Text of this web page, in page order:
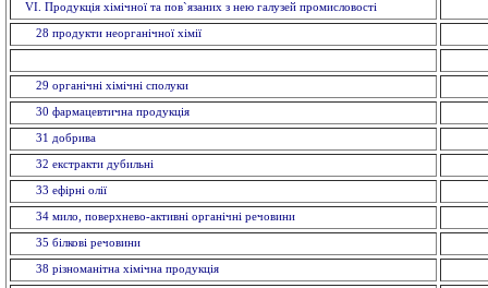
VI. Продукція хімічної та пов`язаних з нею галузей промисловостi
28 продукти неорганічної хімії
29 органiчнi хiмiчнi сполуки
30 фармацевтична продукція
31 добрива
32 екстракти дубильнi
33 ефiрнi олії
34 мило, поверхнево-активні органічні речовини
35 бiлковi речовини
38 різноманітна хімічна продукція